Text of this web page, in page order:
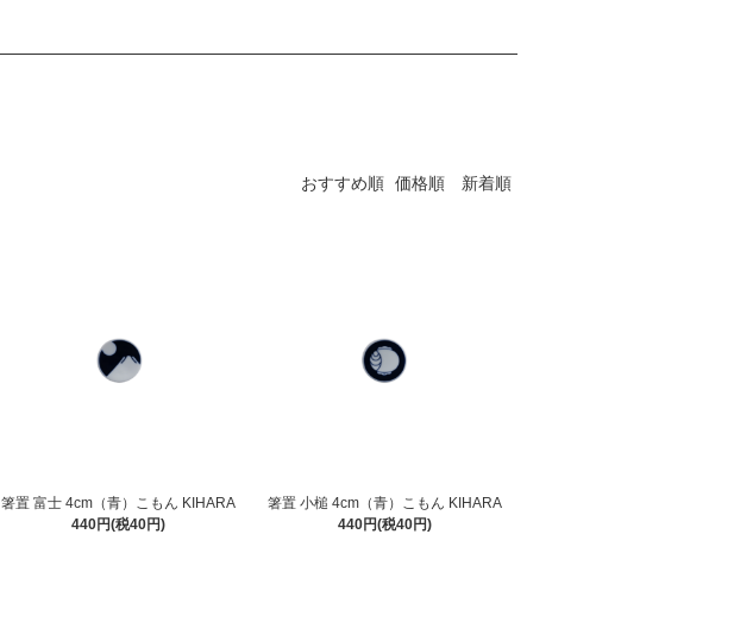
おすすめ順 価格順 新着順
箸置 富士 4cm（青）こもん KIHARA
440円(税40円)
箸置 小槌 4cm（青）こもん KIHARA
440円(税40円)